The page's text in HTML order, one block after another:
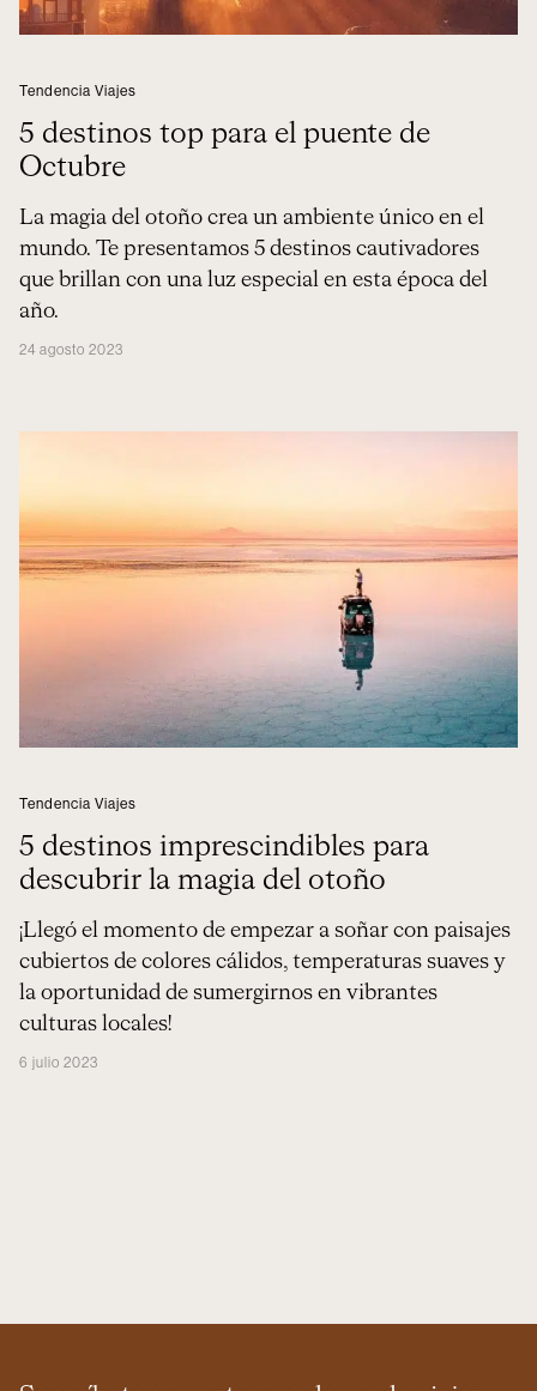
Tendencia Viajes
5 destinos top para el puente de
Octubre
La magia del otoño crea un ambiente único en el
mundo. Te presentamos 5 destinos cautivadores
que brillan con una luz especial en esta época del
año.
24 agosto 2023
Tendencia Viajes
5 destinos imprescindibles para
descubrir la magia del otoño
¡Llegó el momento de empezar a soñar con paisajes
cubiertos de colores cálidos, temperaturas suaves y
la oportunidad de sumergirnos en vibrantes
culturas locales!
6 julio 2023